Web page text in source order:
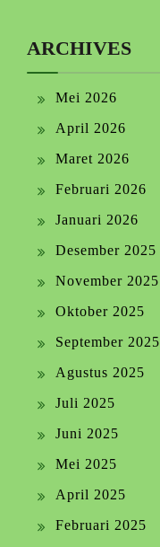
ARCHIVES
Mei 2026
April 2026
Maret 2026
Februari 2026
Januari 2026
Desember 2025
November 2025
Oktober 2025
September 2025
Agustus 2025
Juli 2025
Juni 2025
Mei 2025
April 2025
Februari 2025